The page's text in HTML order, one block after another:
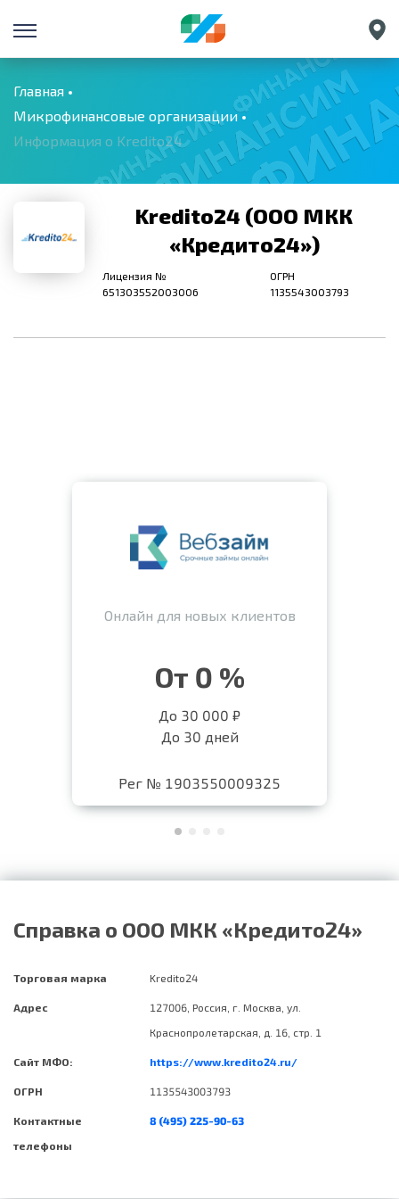
Санкт-Петербург
Екатеринбург
Краснодар
Нижний Новгород
Главная
Микрофинансовые организации
Информация о Kredito24
Kredito24 (ООО МКК
«Кредито24»)
Лицензия №
651303552003006
ОГРН
1135543003793
Онлайн для новых клиентов
От 0 %
До 30 000 ₽
До 30 дней
Рег № 1903550009325
Справка о ООО МКК «Кредито24»
Торговая марка Kredito24
Адрес
127006, Россия, г. Москва, ул.
Краснопролетарская, д. 16, стр. 1
Сайт МФО: https://www.kredito24.ru/
ОГРН 1135543003793
Контактные
телефоны
8 (495) 225-90-63